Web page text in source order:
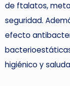
de ftalatos,
seguridad.
efecto
higiénico y